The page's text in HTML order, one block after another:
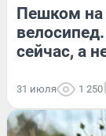
Пешком на
сейчас, а
31 июля 1 250